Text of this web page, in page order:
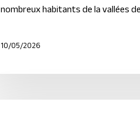
nombreux habitants de la vallées
10/05/2026